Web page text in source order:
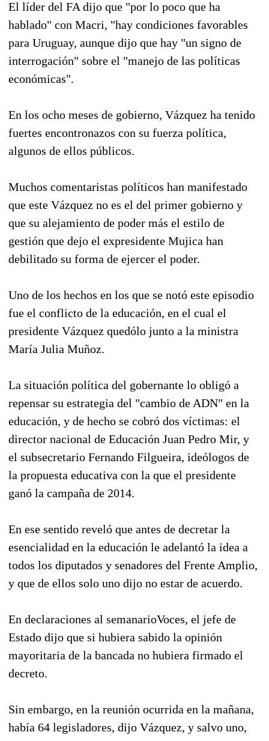
El líder del FA dijo que "por lo poco que ha
hablado" con Macri, "hay condiciones favorables
para Uruguay, aunque dijo que hay "un signo de
interrogación" sobre el "manejo de las políticas
económicas".
En los ocho meses de gobierno, Vázquez ha tenido
fuertes encontronazos con su fuerza política,
algunos de ellos públicos.
Muchos comentaristas políticos han manifestado
que este Vázquez no es el del primer gobierno y
que su alejamiento de poder más el estilo de
gestión que dejo el expresidente Mujica han
debilitado su forma de ejercer el poder.
Uno de los hechos en los que se notó este episodio
fue el conflicto de la educación, en el cual el
presidente Vázquez quedólo junto a la ministra
María Julia Muñoz.
La situación política del gobernante lo obligó a
repensar su estrategia del "cambio de ADN" en la
educación, y de hecho se cobró dos víctimas: el
director nacional de Educación Juan Pedro Mir, y
el subsecretario Fernando Filgueira, ideólogos de
la propuesta educativa con la que el presidente
ganó la campaña de 2014.
En ese sentido reveló que antes de decretar la
esencialidad en la educación le adelantó la idea a
todos los diputados y senadores del Frente Amplio,
y que de ellos solo uno dijo no estar de acuerdo.
En declaraciones al semanarioVoces, el jefe de
Estado dijo que si hubiera sabido la opinión
mayoritaria de la bancada no hubiera firmado el
decreto.
Sin embargo, en la reunión ocurrida en la mañana,
había 64 legisladores, dijo Vázquez, y salvo uno,